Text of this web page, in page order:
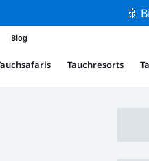
🚢
Blog
Tauchresorts